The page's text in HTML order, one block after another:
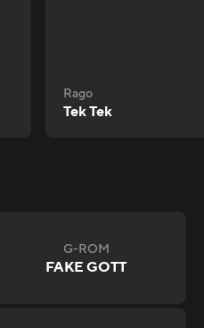
Rago
Tek Tek
G-ROM
FAKE GOTT